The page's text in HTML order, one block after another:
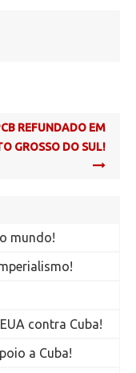
REFUNDADO EM
GROSSO DO SUL!
mundo!
contra Cuba!
a Cuba!